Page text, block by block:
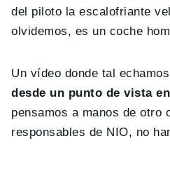
del piloto la escalofriante
olvidemos, es un coche
Un vídeo donde tal
desde un punto de vista
pensamos a manos de otro
responsables de NIO, no